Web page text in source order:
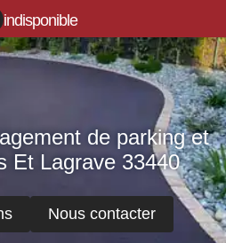
indisponible
de parking et
Et Lagrave 33440
Nous contacter